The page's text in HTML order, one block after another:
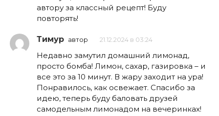
автору за классный рецепт! Буду
повторять!
Тимур автор 21.12.2024 в 03:24
Недавно замутил домашний лимонад,
просто бомба! Лимон, сахар, газировка – и
все это за 10 минут. В жару заходит на ура!
Понравилось, как освежает. Спасибо за
идею, теперь буду баловать друзей
самодельным лимонадом на вечеринках!